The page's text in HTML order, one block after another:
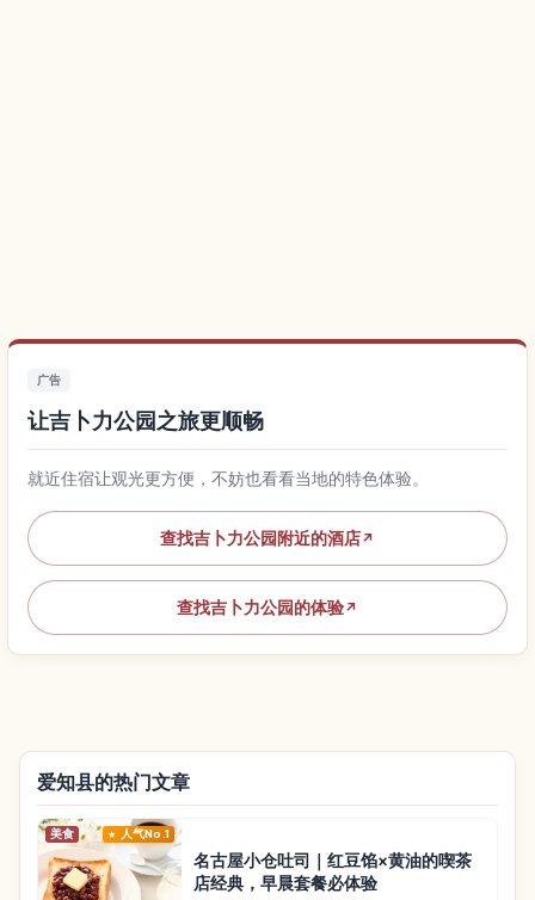
广告
让吉卜力公园之旅更顺畅
就近住宿让观光更方便，不妨也看看当地的特色体验。
查找吉卜力公园附近的酒店↗
查找吉卜力公园的体验↗
爱知县的热门文章
美食 人气No.1
名古屋小仓吐司｜红豆馅×黄油的喫茶
店经典，早晨套餐必体验